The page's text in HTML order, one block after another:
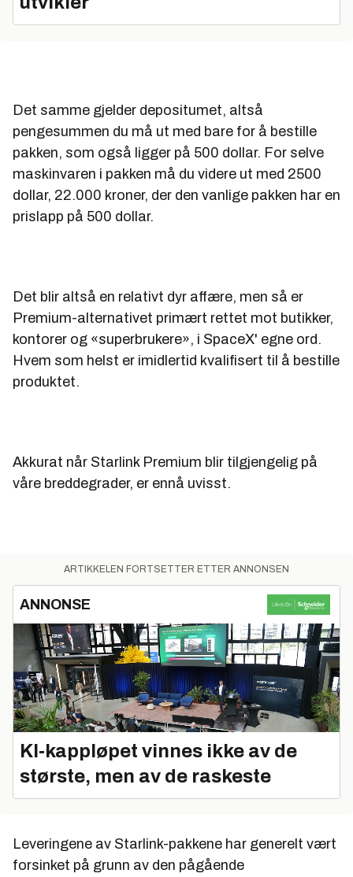
Det samme gjelder depositumet, altså
pengesummen du må ut med bare for å bestille
pakken, som også ligger på 500 dollar. For selve
maskinvaren i pakken må du videre ut med 2500
dollar, 22.000 kroner, der den vanlige pakken har en
prislapp på 500 dollar.
Det blir altså en relativt dyr affære, men så er
Premium-alternativet primært rettet mot butikker,
kontorer og «superbrukere», i SpaceX' egne ord.
Hvem som helst er imidlertid kvalifisert til å bestille
produktet.
Akkurat når Starlink Premium blir tilgjengelig på
våre breddegrader, er ennå uvisst.
ARTIKKELEN FORTSETTER ETTER ANNONSEN
ANNONSE
KI‑kappløpet vinnes ikke av de
største, men av de raskeste
Leveringene av Starlink-pakkene har generelt vært
forsinket på grunn av den pågående